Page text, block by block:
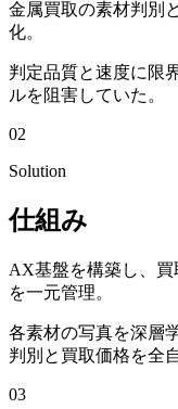
金属買取の素材判別
化。
判定品質と速度に限
ルを阻害していた。
02
Solution
仕組み
AX基盤を構築し、
を一元管理。
各素材の写真を深層
判別と買取価格を全
03